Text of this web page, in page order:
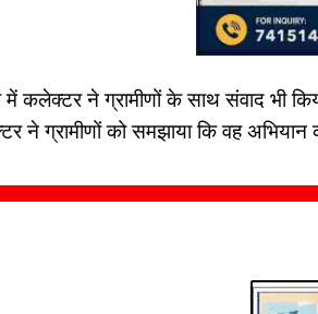
में कलेक्टर ने ग्रामीणों के साथ संवाद भी
ने ग्रामीणों को समझाया कि वह